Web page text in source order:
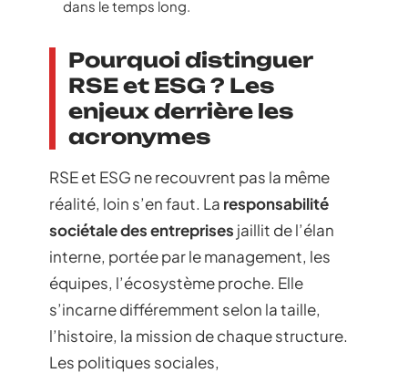
dans le temps long.
Pourquoi distinguer
RSE et ESG ? Les
enjeux derrière les
acronymes
RSE et ESG ne recouvrent pas la même
réalité, loin s’en faut. La responsabilité
sociétale des entreprises jaillit de l’élan
interne, portée par le management, les
équipes, l’écosystème proche. Elle
s’incarne différemment selon la taille,
l’histoire, la mission de chaque structure.
Les politiques sociales,